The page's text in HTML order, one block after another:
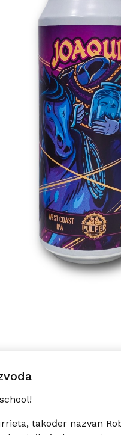
također nazvan